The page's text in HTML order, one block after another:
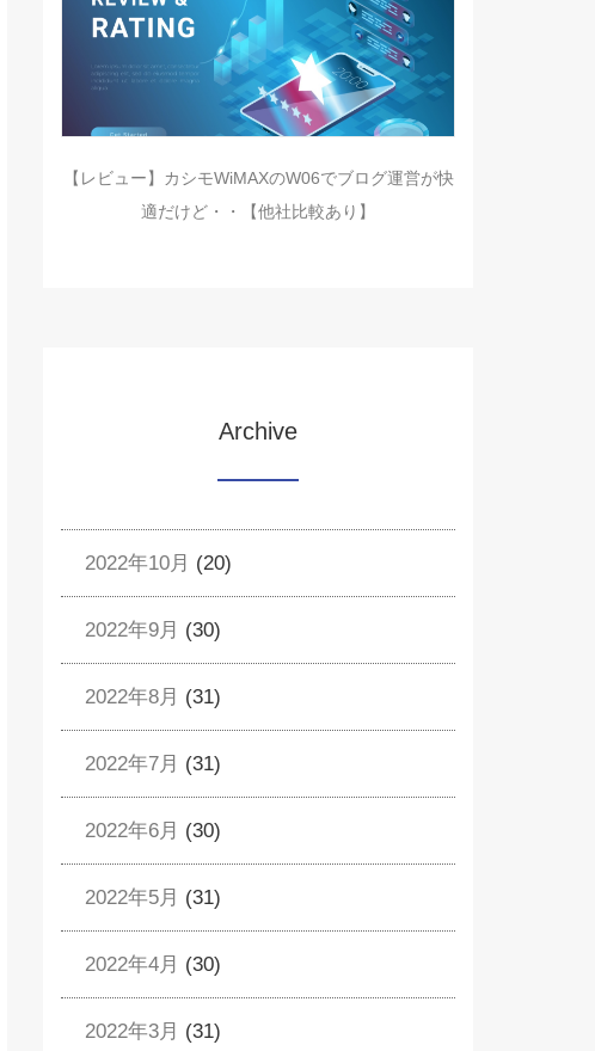
【レビュー】カシモWiMAXのW06でブログ運営が快
適だけど・・【他社比較あり】
Archive
2022年10月 (20)
2022年9月 (30)
2022年8月 (31)
2022年7月 (31)
2022年6月 (30)
2022年5月 (31)
2022年4月 (30)
2022年3月 (31)